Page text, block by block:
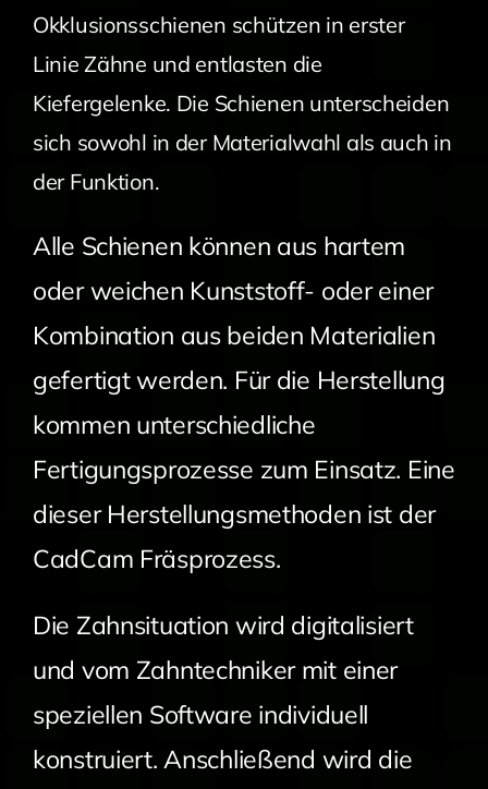
Okklusionsschienen schützen in erster
Linie Zähne und entlasten die
Kiefergelenke. Die Schienen unterscheiden
sich sowohl in der Materialwahl als auch in
der Funktion.
Alle Schienen können aus hartem
oder weichen Kunststoff- oder einer
Kombination aus beiden Materialien
gefertigt werden. Für die Herstellung
kommen unterschiedliche
Fertigungsprozesse zum Einsatz. Eine
dieser Herstellungsmethoden ist der
CadCam Fräsprozess.
Die Zahnsituation wird digitalisiert
und vom Zahntechniker mit einer
speziellen Software individuell
konstruiert. Anschließend wird die